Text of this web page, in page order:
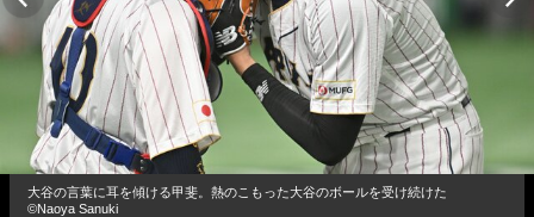
大谷の言葉に耳を傾ける甲斐。熱のこもった大谷のボールを受け続けた
©︎Naoya Sanuki